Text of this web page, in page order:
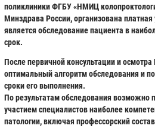
поликлиники ФГБУ «НМИЦ
Минздрава России, организована
является обследование пациента в
срок.
После первичной консультации и
оптимальный алгоритм обследования и
сроки его выполнения.
По результатам обследования возможно
участием специалистов наиболее
патологии, включая профессорский